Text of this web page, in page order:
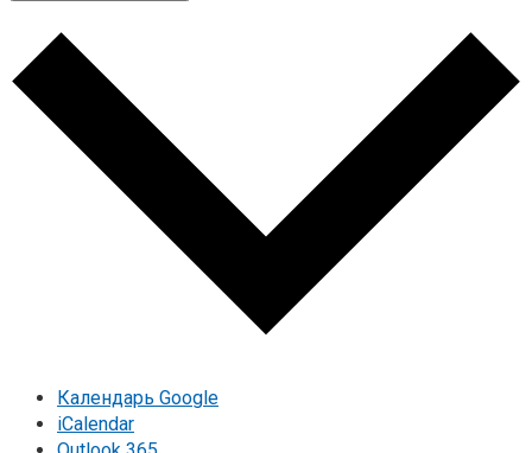
Календарь Google
iCalendar